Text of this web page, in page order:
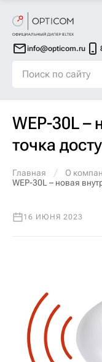
info@opticom.ru
WEP-30L –
точка
Главная О
WEP-30L – новая
16 ИЮНЯ 2023